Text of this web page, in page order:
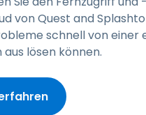
von Quest and
schnell von einer
lösen können.